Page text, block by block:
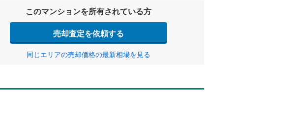
このマンションを所有されている方
売却査定を依頼する
同じエリアの売却価格の最新相場を見る